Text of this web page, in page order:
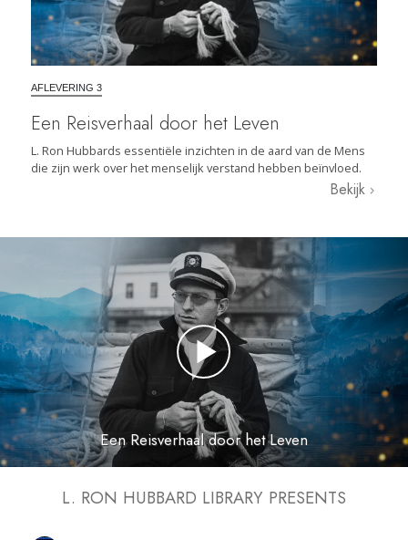
AFLEVERING 3
Een Reisverhaal door het Leven
L. Ron Hubbards essentiële inzichten in de aard van de Mens
die zijn werk over het menselijk verstand hebben beïnvloed.
Bekijk
Een Reisverhaal door het Leven
L. RON HUBBARD LIBRARY PRESENTS